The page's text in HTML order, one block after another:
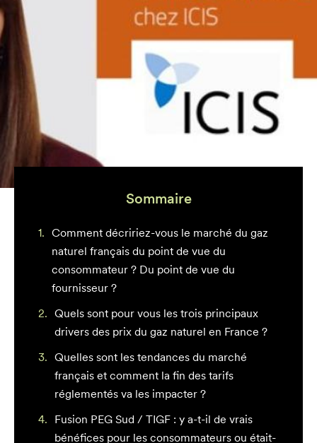
Sommaire
Comment décririez-vous le marché du gaz
naturel français du point de vue du
consommateur ? Du point de vue du
fournisseur ?
Quels sont pour vous les trois principaux
drivers des prix du gaz naturel en France ?
Quelles sont les tendances du marché
français et comment la fin des tarifs
réglementés va les impacter ?
Fusion PEG Sud / TIGF : y a-t-il de vrais
bénéfices pour les consommateurs ou était-